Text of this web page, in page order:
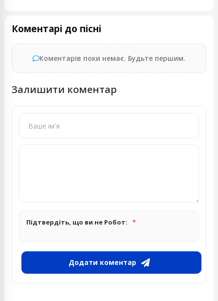
Коментарі до пісні
Коментарів поки немає. Будьте першим.
Залишити коментар
Підтвердіть, що ви не Робот:
Додати коментар